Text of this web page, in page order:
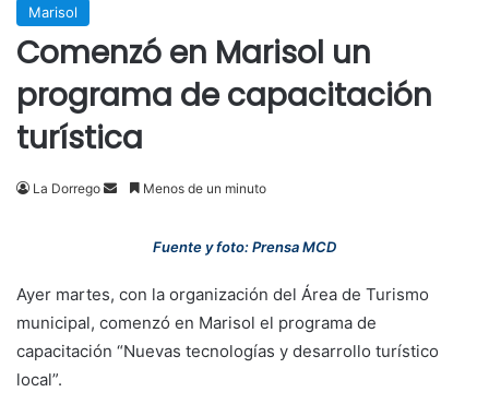
Marisol
Comenzó en Marisol un
programa de capacitación
turística
La Dorrego
SendMenos de un minuto
Fuente y foto: Prensa MCD
Ayer martes, con la organización del Área de Turismo
municipal, comenzó en Marisol el programa de
capacitación “Nuevas tecnologías y desarrollo turístico
local”.